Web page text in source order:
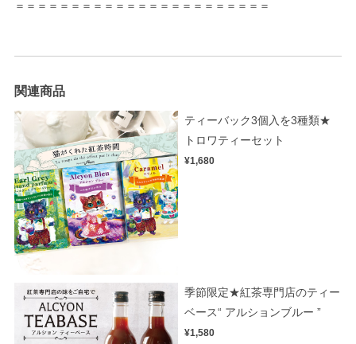
＝＝＝＝＝＝＝＝＝＝＝＝＝＝＝＝＝＝＝＝＝＝＝
関連商品
ティーバック3個入を3種類★
トロワティーセット
¥1,680
季節限定★紅茶専門店のティー
ベース“ アルションブルー ”
¥1,580